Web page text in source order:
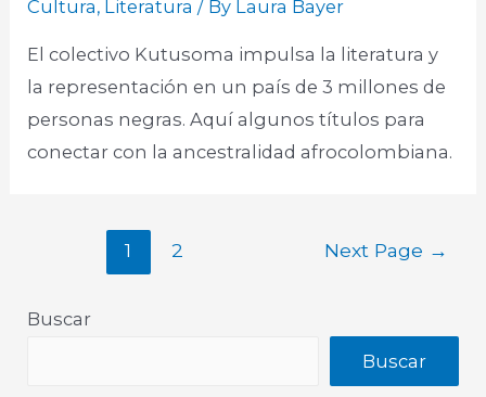
Cultura, Literatura / By Laura Bayer
El colectivo Kutusoma impulsa la literatura y
la representación en un país de 3 millones de
personas negras. Aquí algunos títulos para
conectar con la ancestralidad afrocolombiana.
1 2 Next Page →
Buscar
Buscar